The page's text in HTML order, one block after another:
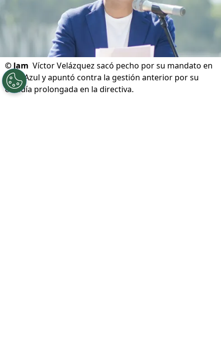
© Jam Víctor Velázquez sacó pecho por su mandato en
Cruz Azul y apuntó contra la gestión anterior por su
estadía prolongada en la directiva.